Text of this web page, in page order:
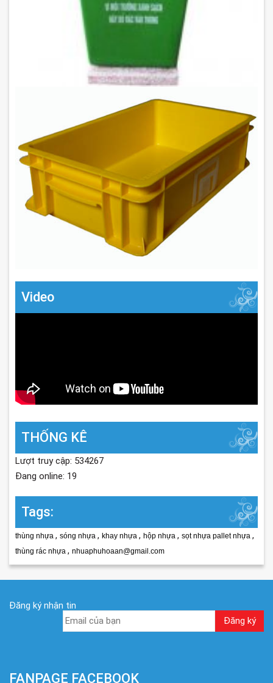
Video
THỐNG KÊ
Lượt truy cập: 534267
Đang online: 19
Tags:
thùng nhựa , sóng nhựa , khay nhựa , hộp nhựa , sọt nhựa pallet nhựa ,
thùng rác nhựa , nhuaphuhoaan@gmail.com
Đăng ký nhận tin
FANPAGE FACEBOOK